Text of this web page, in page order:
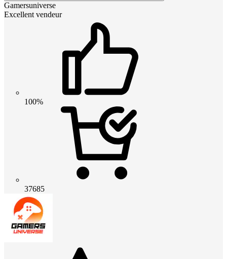
Gamersuniverse
Excellent vendeur
100%
37685